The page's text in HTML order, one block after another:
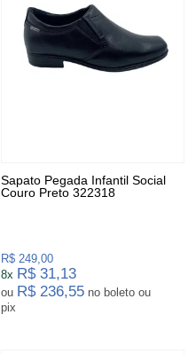
Sapato Pegada Infantil Social
Couro Preto 322318
R$ 249,00
8x R$ 31,13
ou R$ 236,55 no boleto ou
pix